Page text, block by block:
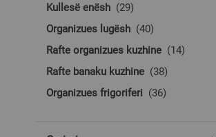
Kullesë enësh
29produkte
Organizues lugësh
40produkte
Rafte organizues kuzhine
14produkte
Rafte banaku kuzhine
38produkte
Organizues frigoriferi
36produkte